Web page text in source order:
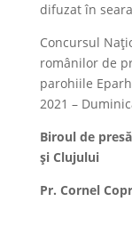
difuzat în
Concursul
românilor de
parohiile
2021 –
Biroul de
și Clujului
Pr. Cornel